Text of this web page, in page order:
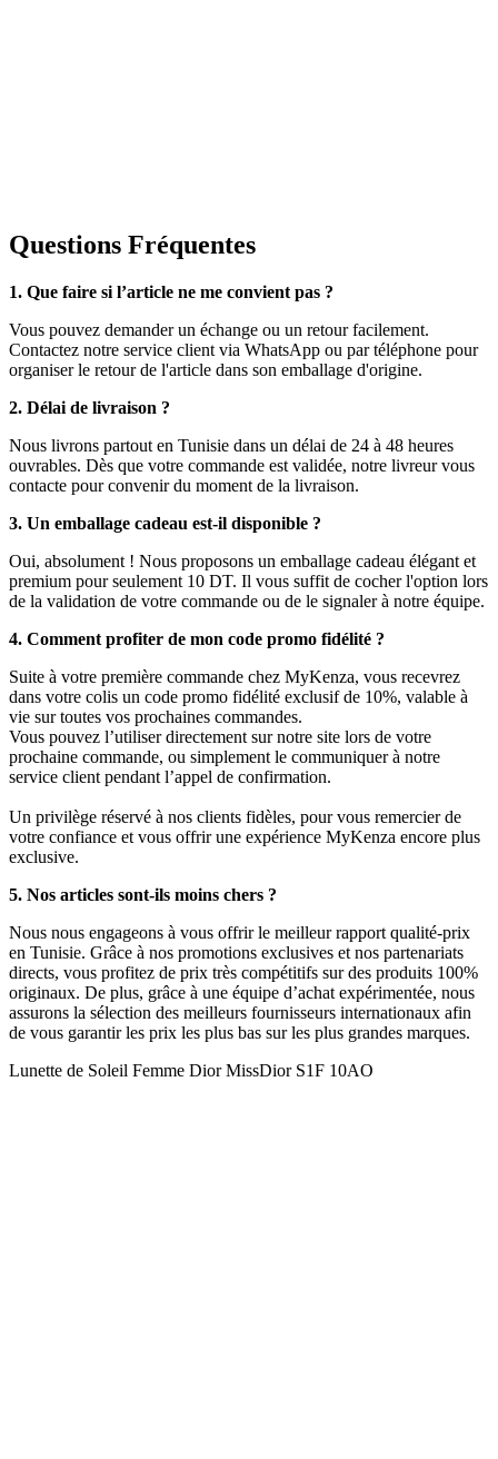
Questions Fréquentes
1. Que faire si l’article ne me convient pas ?
Vous pouvez demander un échange ou un retour facilement.
Contactez notre service client via WhatsApp ou par téléphone pour
organiser le retour de l'article dans son emballage d'origine.
2. Délai de livraison ?
Nous livrons partout en Tunisie dans un délai de 24 à 48 heures
ouvrables. Dès que votre commande est validée, notre livreur vous
contacte pour convenir du moment de la livraison.
3. Un emballage cadeau est-il disponible ?
Oui, absolument ! Nous proposons un emballage cadeau élégant et
premium pour seulement 10 DT. Il vous suffit de cocher l'option lors
de la validation de votre commande ou de le signaler à notre équipe.
4. Comment profiter de mon code promo fidélité ?
Suite à votre première commande chez MyKenza, vous recevrez
dans votre colis un code promo fidélité exclusif de 10%, valable à
vie sur toutes vos prochaines commandes.
Vous pouvez l’utiliser directement sur notre site lors de votre
prochaine commande, ou simplement le communiquer à notre
service client pendant l’appel de confirmation.
Un privilège réservé à nos clients fidèles, pour vous remercier de
votre confiance et vous offrir une expérience MyKenza encore plus
exclusive.
5. Nos articles sont-ils moins chers ?
Nous nous engageons à vous offrir le meilleur rapport qualité-prix
en Tunisie. Grâce à nos promotions exclusives et nos partenariats
directs, vous profitez de prix très compétitifs sur des produits 100%
originaux. De plus, grâce à une équipe d’achat expérimentée, nous
assurons la sélection des meilleurs fournisseurs internationaux afin
de vous garantir les prix les plus bas sur les plus grandes marques.
Lunette de Soleil Femme Dior MissDior S1F 10AO